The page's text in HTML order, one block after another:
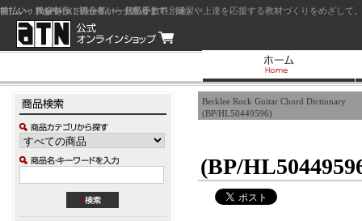
ジャズを中心に初心者から上級者まで、練習や上達を応援する教材づくりをめざし
Berklee Rock Guitar Chord Dictionary
(BP/HL50449596)
(BP/
前払い：クレジットカード（一括払い）
後払い：代金引換（現金払い・代引手数料別途）
前払い：PayPay